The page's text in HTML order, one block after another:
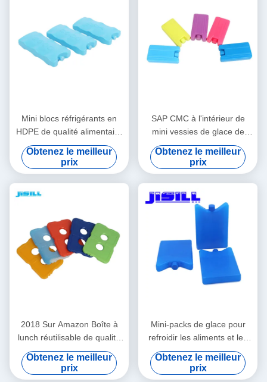
Mini blocs réfrigérants en
HDPE de qualité alimentaire
Forme/Couleur/Taille/Impression/Emballage
personnalisables Livraison
en 15-20 jours
Obtenez le meilleur
prix
SAP CMC à l'intérieur de
mini vessies de glace de
Liquild pour des enfants 10,8
* 5,8 * 2cm
Obtenez le meilleur
prix
2018 Sur Amazon Boîte à
lunch réutilisable de qualité
alimentaire, refroidisseur,
pack de glace mince et dur
pour sac à lunch, aspect
Obtenez le meilleur
prix
Mini-packs de glace pour
refroidir les aliments et les
boissons dans les boîtes à
lunch, les pique-niques et
plus encore. Polyvalents,
Obtenez le meilleur
prix